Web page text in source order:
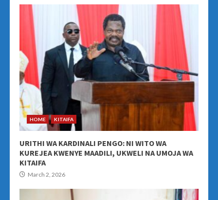
HOME KITAIFA
URITHI WA KARDINALI PENGO: NI WITO WA
KUREJEA KWENYE MAADILI, UKWELI NA UMOJA WA
KITAIFA
March 2, 2026